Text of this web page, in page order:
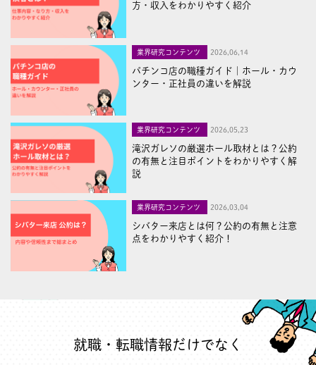
方・収入をわかりやすく紹介
業界研究コンテンツ 2026,06,14
パチンコ店の職種ガイド｜ホール・カウ
ンター・正社員の違いを解説
業界研究コンテンツ 2026,05,23
滝沢ガレソの厳選ホール取材とは？公約
の有無と注目ポイントをわかりやすく解
説
業界研究コンテンツ 2026,03,04
シバター来店とは何？公約の有無と注意
点をわかりやすく紹介！
就職・転職情報だけでなく